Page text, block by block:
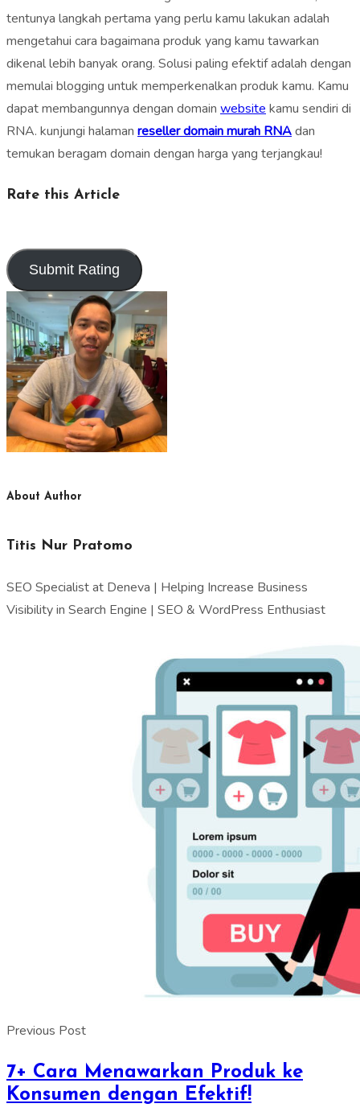
tentunya langkah pertama yang perlu kamu lakukan adalah
mengetahui cara bagaimana produk yang kamu tawarkan
dikenal lebih banyak orang. Solusi paling efektif adalah dengan
memulai blogging untuk memperkenalkan produk kamu. Kamu
dapat membangunnya dengan domain websitekamu sendiri di
RNA. kunjungi halaman reseller domain murah RNAdan
temukan beragam domain dengan harga yang terjangkau!
Rate this Article
About Author
Titis Nur Pratomo
SEO Specialist at Deneva | Helping Increase Business
Visibility in Search Engine | SEO & WordPress Enthusiast
Previous Post
7+ Cara Menawarkan Produk ke
Konsumen dengan Efektif!